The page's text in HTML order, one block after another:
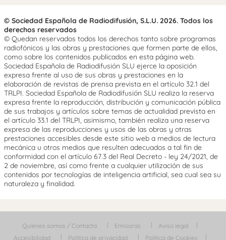
© Sociedad Española de Radiodifusión, S.L.U. 2026. Todos los
derechos reservados
© Quedan reservados todos los derechos tanto sobre programas
radiofónicos y las obras y prestaciones que formen parte de ellos,
como sobre los contenidos publicados en esta página web.
Sociedad Española de Radiodifusión SLU ejerce la oposición
expresa frente al uso de sus obras y prestaciones en la
elaboración de revistas de prensa prevista en el artículo 32.1 del
TRLPI. Sociedad Española de Radiodifusión SLU realiza la reserva
expresa frente la reproducción, distribución y comunicación pública
de sus trabajos y artículos sobre temas de actualidad prevista en
el artículo 33.1 del TRLPI, asimismo, también realiza una reserva
expresa de las reproducciones y usos de las obras y otras
prestaciones accesibles desde este sitio web a medios de lectura
mecánica u otros medios que resulten adecuados a tal fin de
conformidad con el artículo 67.3 del Real Decreto - ley 24/2021, de
2 de noviembre, así como frente a cualquier utilización de sus
contenidos por tecnologías de inteligencia artificial, sea cual sea su
naturaleza y finalidad.
Quiénes somos / Contacta Emisoras
Aviso legal
Accesibilidad
Política de privacidad Política de Cookies